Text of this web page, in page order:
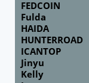
FEDCOIN
Fulda
HAIDA
HUNTERROAD
ICANTOP
Jinyu
Kelly